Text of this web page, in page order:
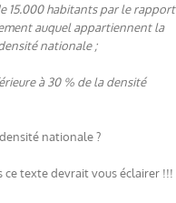
15.000 habitants par le rapport
auquel appartiennent la
nationale ;
à 30 % de la densité
nationale ?
ce texte devrait vous éclairer !!!